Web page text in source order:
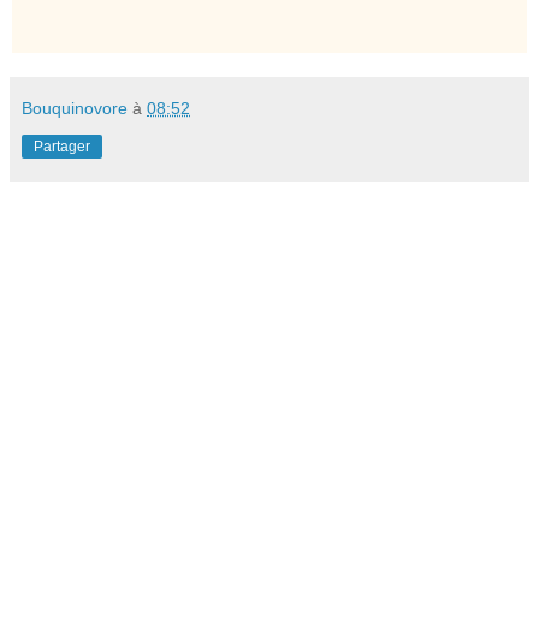
Bouquinovore à 08:52
Partager